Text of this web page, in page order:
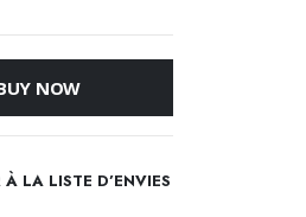
NOW
À LA LISTE D’ENVIES